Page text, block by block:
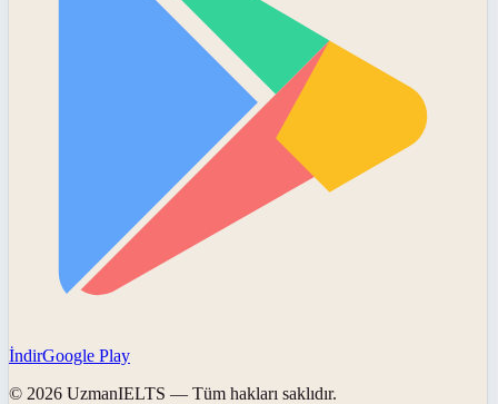
İndirGoogle Play
© 2026 UzmanIELTS — Tüm hakları saklıdır.